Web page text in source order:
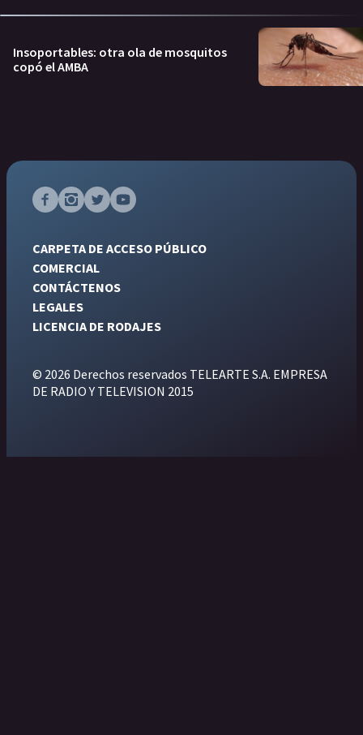
Insoportables: otra ola de mosquitos
copó el AMBA
CARPETA DE ACCESO PÚBLICO
COMERCIAL
CONTÁCTENOS
LEGALES
LICENCIA DE RODAJES
© 2026 Derechos reservados TELEARTE S.A. EMPRESA
DE RADIO Y TELEVISION 2015